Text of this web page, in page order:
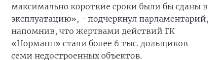
максимально короткие сроки были бы сданы в
эксплуатацию», - подчеркнул парламентарий,
напомнив, что жертвами действий ГК
«Норманн» стали более 6 тыс. дольщиков
семи недостроенных объектов.